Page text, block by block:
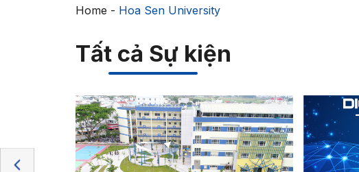
Home - Hoa Sen University
Tất cả Sự kiện